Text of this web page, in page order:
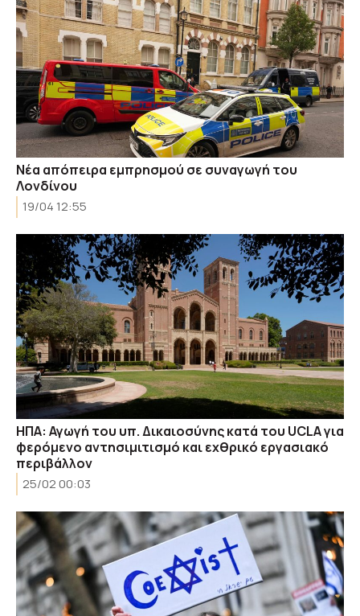
Νέα απόπειρα εμπρησμού σε συναγωγή του
Λονδίνου
19/04 12:55
ΗΠΑ: Αγωγή του υπ. Δικαιοσύνης κατά του UCLA για
φερόμενο αντησιμιτισμό και εχθρικό εργασιακό
περιβάλλον
25/02 00:03